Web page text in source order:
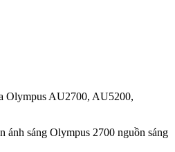
Olympus AU2700, AU5200,
ánh sáng Olympus 2700 nguồn sáng